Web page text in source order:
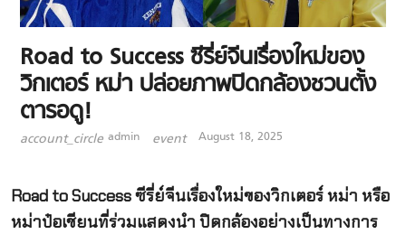
Road to Success ซีรี่ย์จีนเรื่องใหม่ของ
วิกเตอร์ หม่า ปล่อยภาพปิดกล้องชวนตั้ง
ตารอดู!
account_circle admin event August 18, 2025
Road to Success ซีรี่ย์จีนเรื่องใหม่ของวิกเตอร์ หม่า หรือ
หม่าป๋อเชียนที่ร่วมแสดงนำ ปิดกล้องอย่างเป็นทางการ